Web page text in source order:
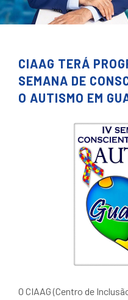
CIAAG TERÁ
SEMANA DE
O AUTISMO EM
O CIAAG (Centro de